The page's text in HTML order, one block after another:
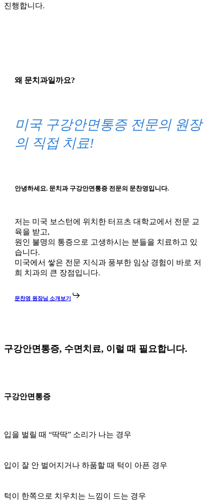
진행합니다.
왜 문치과일까요?
미국 구강안면통증 전문의 원장
의 직접 치료!
안녕하세요. 문치과 구강안면통증 전문의 문찬영입니다.
저는 미국 보스턴에 위치한 터프츠 대학교에서 전문 교
육을 받고,
원인 불명의 통증으로 고생하시는 분들을 치료하고 있
습니다.
미국에서 쌓은 전문 지식과 풍부한 임상 경험이 바로 저
희 치과의 큰 장점입니다.
문찬영 원장님 소개보기
구강안면통증, 수면치료, 이럴 때 필요합니다.
구강안면통증
입을 벌릴 때 “딱딱” 소리가 나는 경우
입이 잘 안 벌어지거나 하품할 때 턱이 아픈 경우
턱이 한쪽으로 치우치는 느낌이 드는 경우